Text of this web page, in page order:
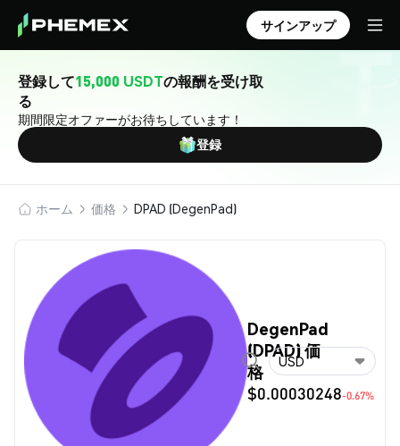
サインアップ
登録して15,000 USDTの報酬を受け取
る
期間限定オファーがお待ちしています！
登録
ホーム 価格 DPAD (DegenPad)
DegenPad
(DPAD) 価
格
$0.00030248-0.67%
USD